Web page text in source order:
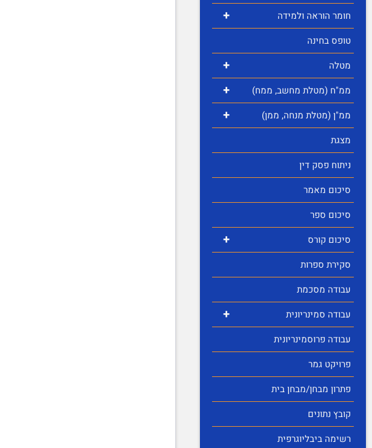
+
חומר הוראה ולמידה
טופס בחינה
+ מטלה
+ ממ"ח (מטלת מחשב, ממח)
+
ממ"ן (מטלת מנחה, ממן)
מצגת
ניתוח פסק דין
סיכום מאמר
סיכום ספר
+
סיכום קורס
סקירת ספרות
עבודה מסכמת
+
עבודה סמינריונית
עבודה פרוסמינריונית
פרויקט גמר
פתרון מבחן/מבחן בית
קובץ נתונים
רשימה ביבליוגרפית